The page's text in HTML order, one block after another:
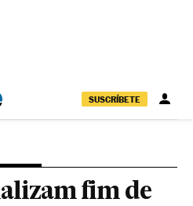
SUSCRÍBETE
fim de